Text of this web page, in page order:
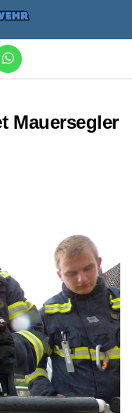
Mauersegler